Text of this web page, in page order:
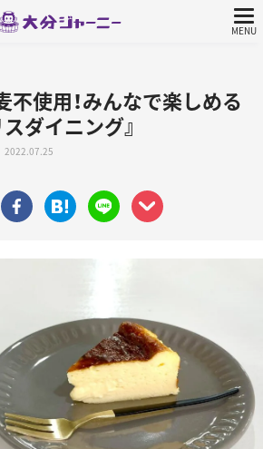
不使用！みんなで楽しめる
ダイニング』
2022.07.25